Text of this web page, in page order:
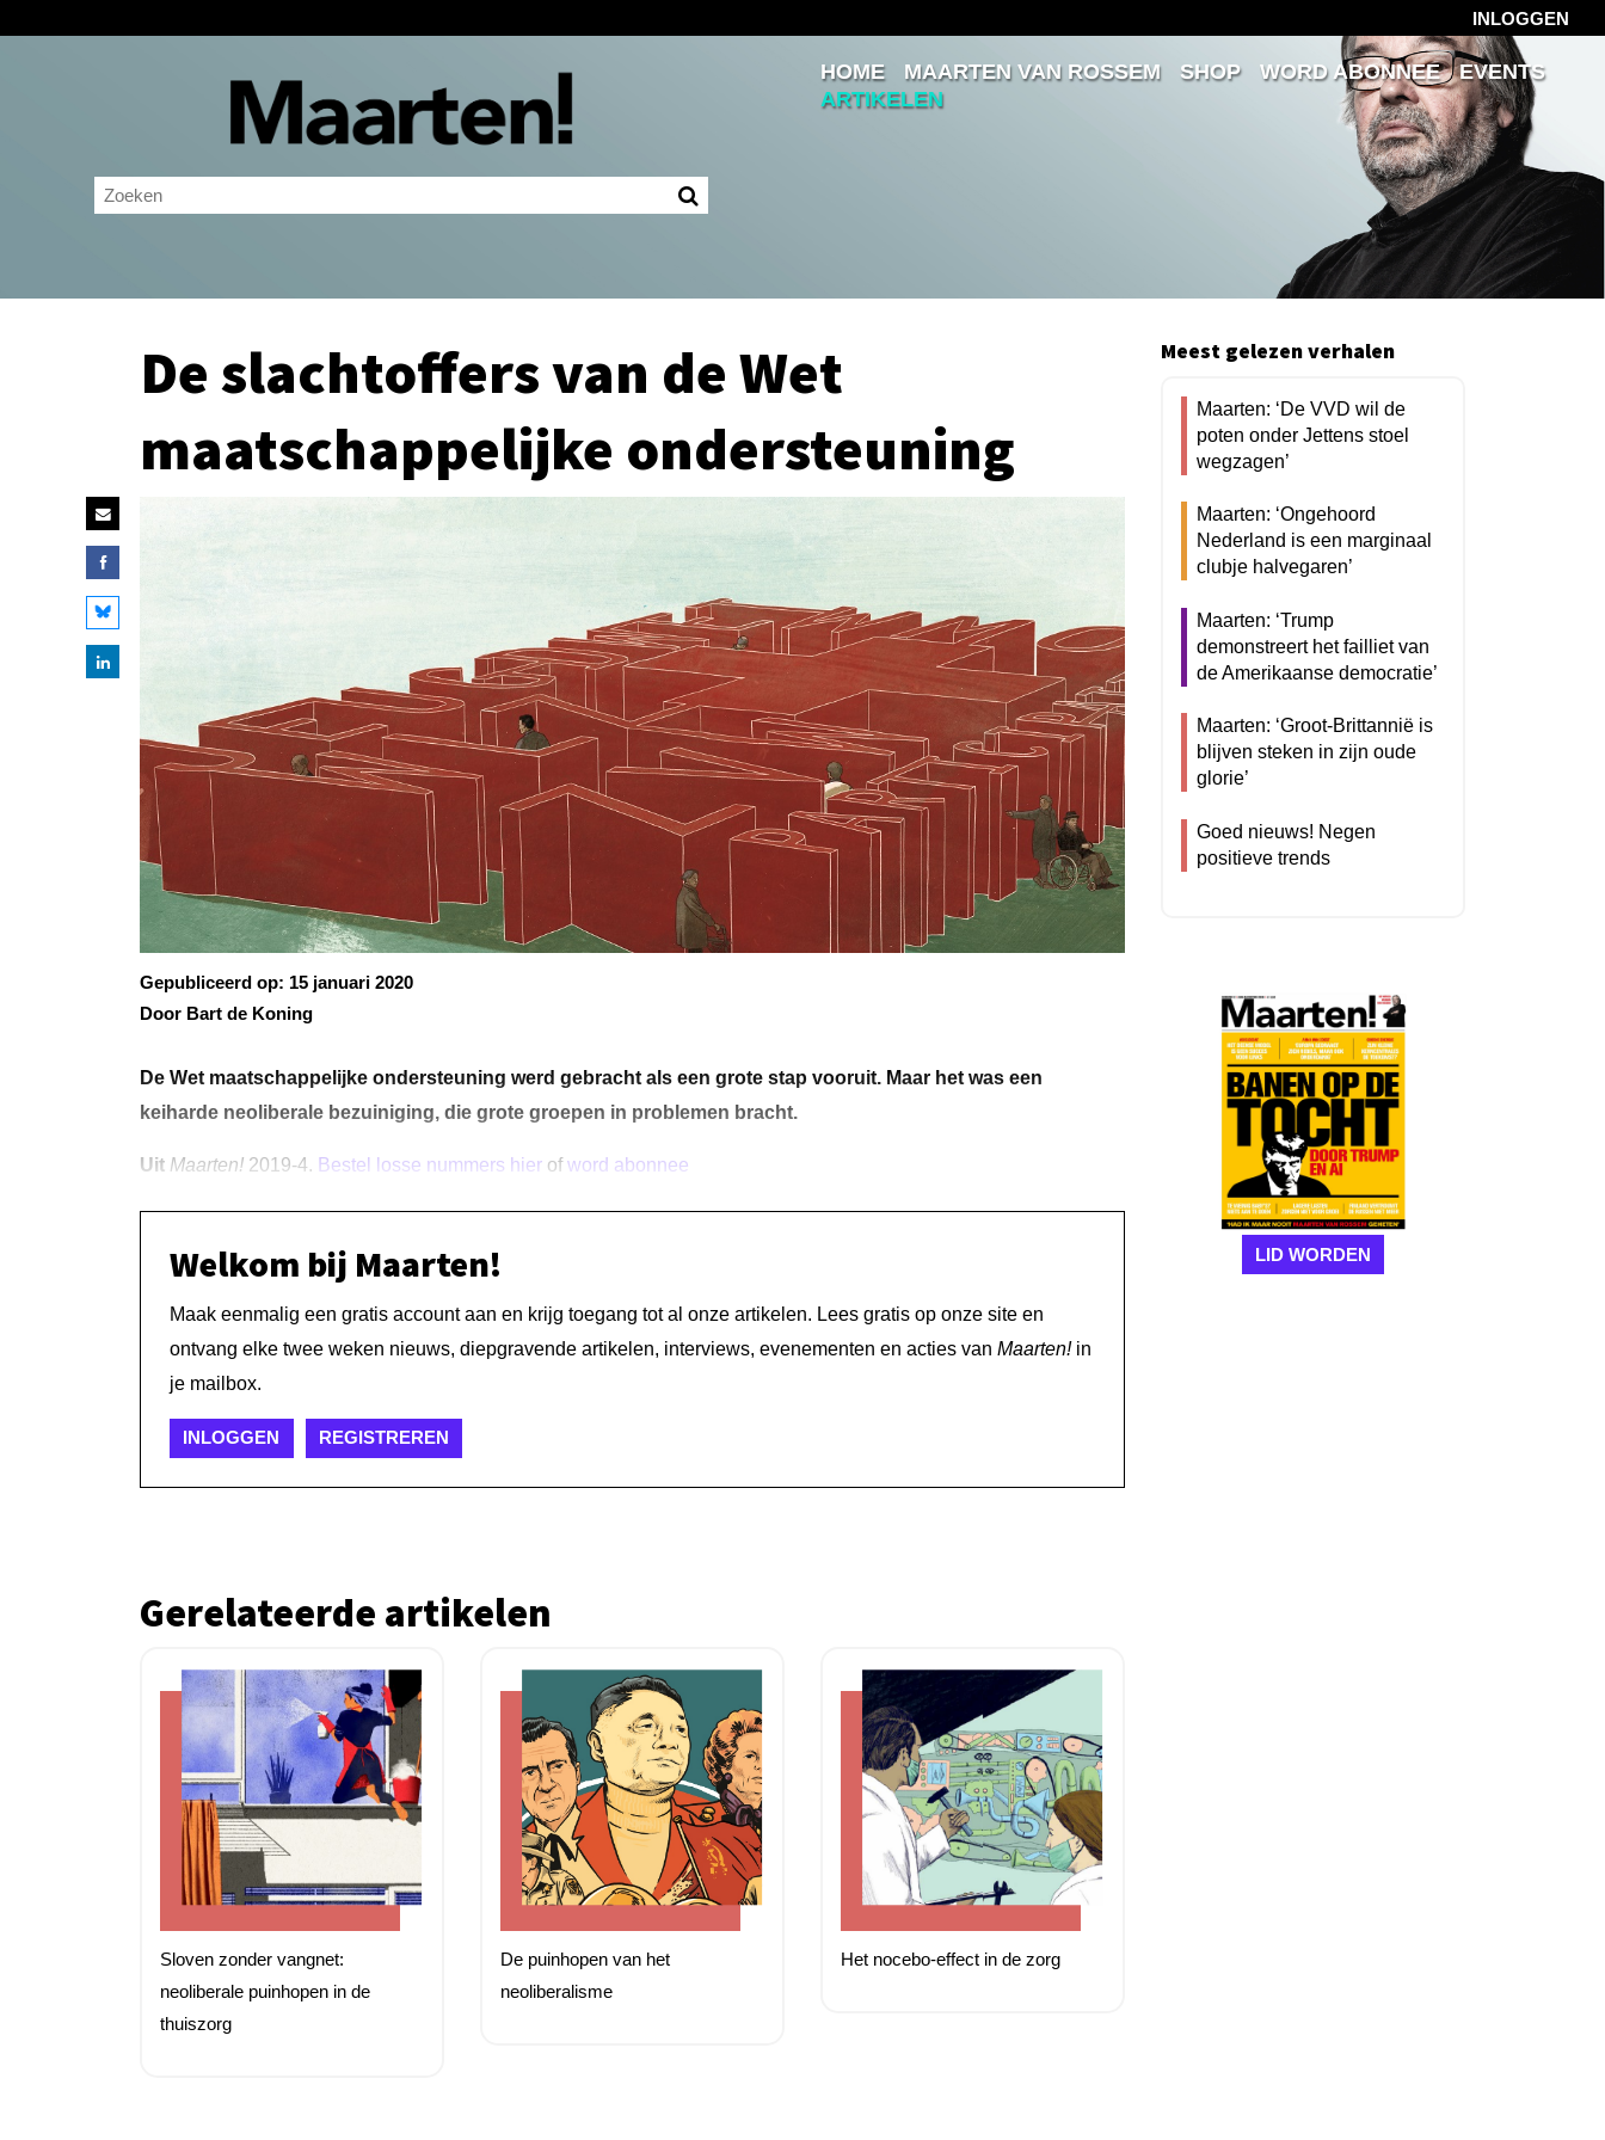
INLOGGEN
Inloggen
Ingelogd blijven
HOME MAARTEN VAN ROSSEM SHOP WORD ABONNEE
EVENTS
ARTIKELEN
De slachtoffers van de Wet
maatschappelijke ondersteuning
Gepubliceerd op: 15 januari 2020
Door Bart de Koning
De Wet maatschappelijke ondersteuning werd gebracht als een grote stap vooruit. Maar het was een
keiharde neoliberale bezuiniging, die grote groepen in problemen bracht.
Uit Maarten! 2019-4. Bestel losse nummers hier ofword abonnee
Welkom bij Maarten!
Maak eenmalig een gratis account aan en krijg toegang tot al onze artikelen. Lees gratis op onze site en
ontvang elke twee weken nieuws, diepgravende artikelen, interviews, evenementen en acties van Maarten!in
je mailbox.
INLOGGEN REGISTREREN
Meest gelezen verhalen
Maarten: ‘De VVD wil de
poten onder Jettens stoel
wegzagen’
Maarten: ‘Ongehoord
Nederland is een marginaal
clubje halvegaren’
Maarten: ‘Trump
demonstreert het failliet van
de Amerikaanse democratie’
Maarten: ‘Groot-Brittannië is
blijven steken in zijn oude
glorie’
Goed nieuws! Negen
positieve trends
LID WORDEN
Gerelateerde artikelen
Sloven zonder vangnet:
neoliberale puinhopen in de
thuiszorg
De puinhopen van het
neoliberalisme
Het nocebo-effect in de zorg